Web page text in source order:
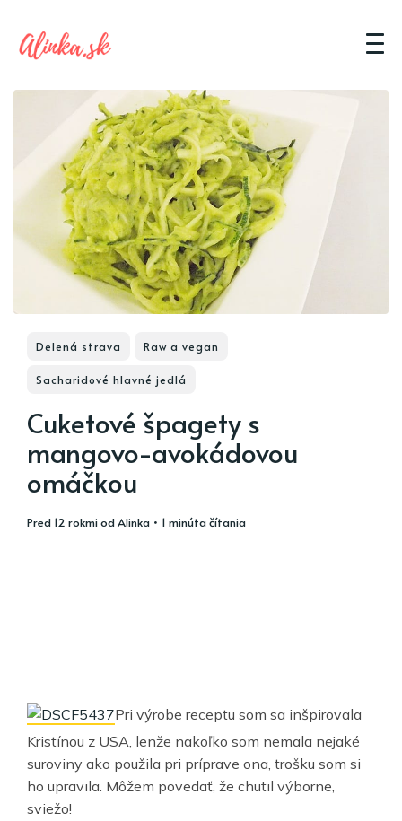
Delená strava Raw a vegan
Sacharidové hlavné jedlá
Cuketové špagety s
mangovo-avokádovou
omáčkou
pred 12 rokmiodAlinka • 1 minúta čítania
Pri výrobe receptu som sa inšpirovala
Kristínou z USA, lenže nakoľko som nemala nejaké
suroviny ako použila pri príprave ona, trošku som si
ho upravila. Môžem povedať, že chutil výborne,
sviežo!